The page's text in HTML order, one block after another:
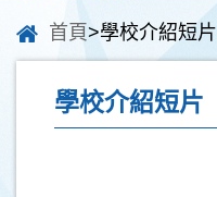
首頁>學校介紹短片
學校介紹短片